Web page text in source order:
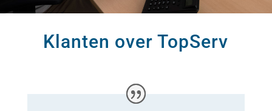
Klanten over TopServ